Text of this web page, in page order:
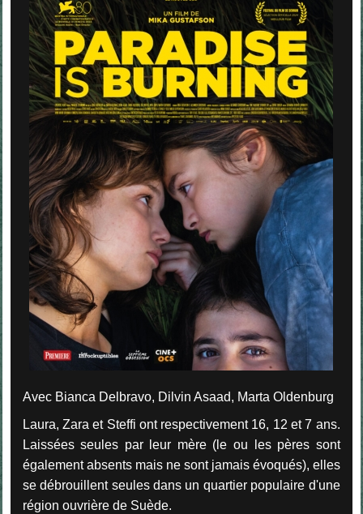
Avec Bianca Delbravo, Dilvin Asaad, Marta Oldenburg
Laura, Zara et Steffi ont respectivement 16, 12 et 7 ans.
Laissées seules par leur mère (le ou les pères sont
également absents mais ne sont jamais évoqués), elles
se débrouillent seules dans un quartier populaire d'une
région ouvrière de Suède.